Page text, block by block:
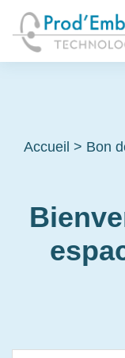
Accueil > Bon